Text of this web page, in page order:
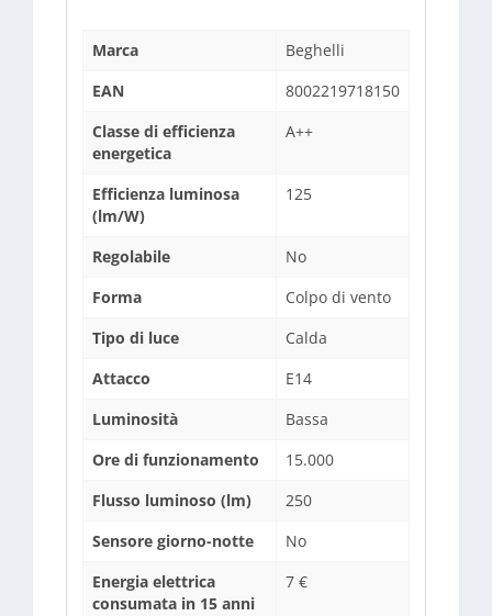
Marca
Beghelli
EAN
8002219718150
Classe di efficienza
energetica
A++
Efficienza luminosa
(lm/W)
125
Regolabile
No
Forma
Colpo di vento
Tipo di luce
Calda
Attacco
E14
Luminosità
Bassa
Ore di funzionamento
15.000
Flusso luminoso (lm)
250
Sensore giorno-notte
No
Energia elettrica
consumata in 15 anni
7 €